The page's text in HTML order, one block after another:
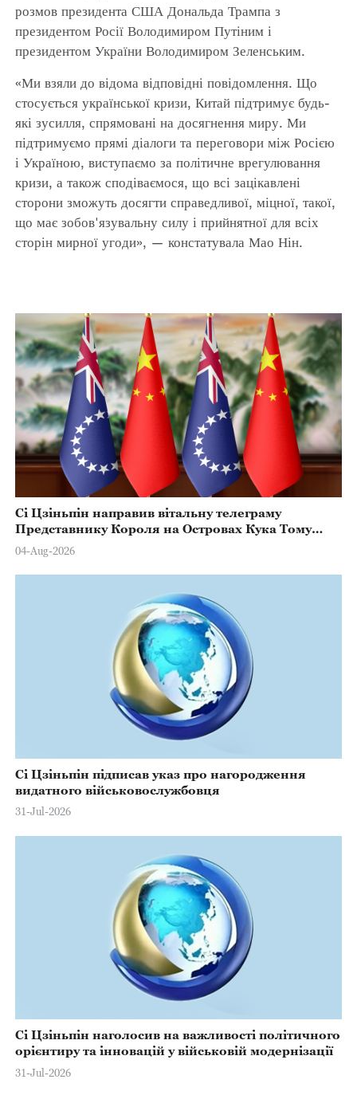
розмов президента США Дональда Трампа з
президентом Росії Володимиром Путіним і
президентом України Володимиром Зеленським.
«Ми взяли до відома відповідні повідомлення. Що
стосується української кризи, Китай підтримує будь-
які зусилля, спрямовані на досягнення миру. Ми
підтримуємо прямі діалоги та переговори між Росією
і Україною, виступаємо за політичне врегулювання
кризи, а також сподіваємося, що всі зацікавлені
сторони зможуть досягти справедливої, міцної, такої,
що має зобов'язувальну силу і прийнятної для всіх
сторін мирної угоди», — констатувала Мао Нін.
Сі Цзіньпін направив вітальну телеграму
Представнику Короля на Островах Кука Тому
Марстерсу з нагоди Дня Конституції
04-Aug-2026
Сі Цзіньпін підписав указ про нагородження
видатного військовослужбовця
31-Jul-2026
Сі Цзіньпін наголосив на важливості політичного
орієнтиру та інновацій у військовій модернізації
31-Jul-2026